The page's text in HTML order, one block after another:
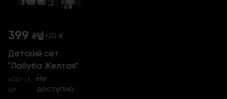
399 ₴ +20 ₴
Детский сет
"Лабуба Желтая"
420 г | 1
шт
Не
доступно